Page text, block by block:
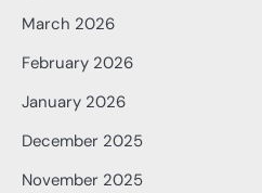
March 2026
February 2026
January 2026
December 2025
November 2025